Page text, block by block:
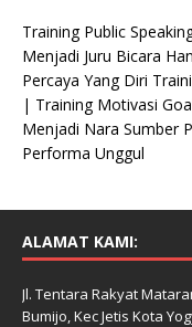
s
Training Public
Menjadi Juru Bicara
Percaya Yang Diri
| Training Motivasi
Menjadi Nara Sumber
Performa Unggul
ALAMAT KAMI:
Jl. Tentara Rakyat
Bumijo, Kec Jetis Kota